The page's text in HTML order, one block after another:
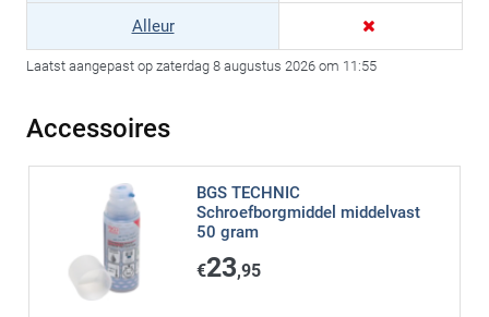
Alleur
Laatst aangepast op zaterdag 8 augustus 2026 om 11:55
Accessoires
BGS TECHNIC
Schroefborgmiddel middelvast
50 gram
€23,95